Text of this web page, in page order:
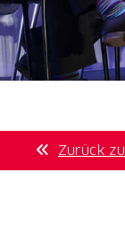
Zurück